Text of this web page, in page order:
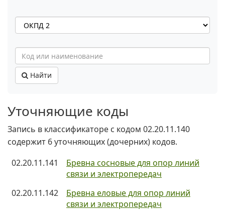
Найти
Уточняющие коды
Запись в классификаторе с кодом 02.20.11.140
содержит 6 уточняющих (дочерних) кодов.
02.20.11.141
Бревна сосновые для опор линий
связи и электропередач
02.20.11.142
Бревна еловые для опор линий
связи и электропередач